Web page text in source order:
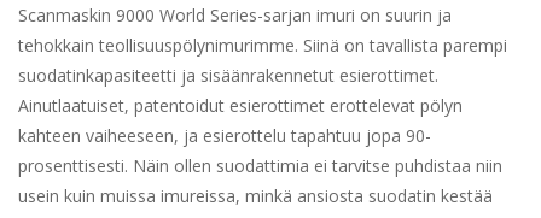
Scanmaskin 9000 World Series-sarjan imuri on suurin ja
tehokkain teollisuuspölynimurimme. Siinä on tavallista parempi
suodatinkapasiteetti ja sisäänrakennetut esierottimet.
Ainutlaatuiset, patentoidut esierottimet erottelevat pölyn
kahteen vaiheeseen, ja esierottelu tapahtuu jopa 90-
prosenttisesti. Näin ollen suodattimia ei tarvitse puhdistaa niin
usein kuin muissa imureissa, minkä ansiosta suodatin kestää